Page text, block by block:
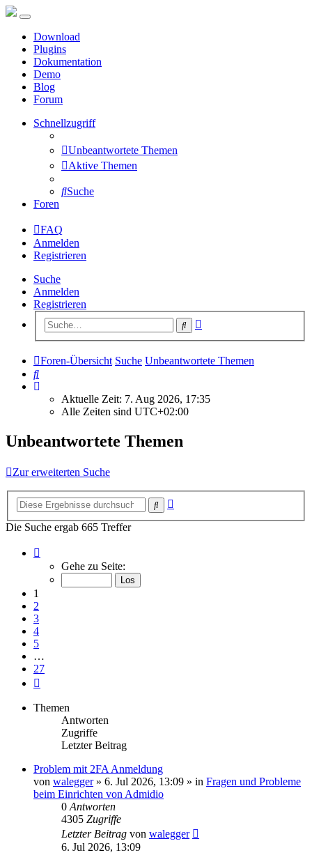
Download
Plugins
Dokumentation
Demo
Blog
Forum
Schnellzugriff
Unbeantwortete Themen
Aktive Themen
Suche
Foren
FAQ
Anmelden
Registrieren
Suche
Anmelden
Registrieren
Suche
Foren-Übersicht Suche Unbeantwortete Themen
Suche
Aktuelle Zeit: 7. Aug 2026, 17:35
Alle Zeiten sind UTC+02:00
Unbeantwortete Themen
Zur erweiterten Suche
Suche
Die Suche ergab 665 Treffer
von
Gehe zu Seite:
1
2
3
4
5
…
27
Themen
Antworten
Zugriffe
Letzter Beitrag
Problem mit 2FA Anmeldung
von walegger» 6. Jul 2026, 13:09 » in Fragen und Probleme
beim Einrichten von Admidio
0 Antworten
4305 Zugriffe
Letzter Beitrag von walegger
6. Jul 2026, 13:09